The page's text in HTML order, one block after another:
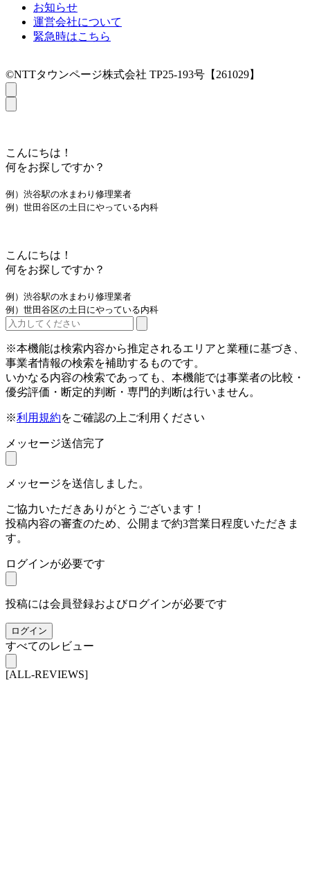
お知らせ
運営会社について
緊急時はこちら
©NTTタウンページ株式会社 TP25-193号【261029】
こんにちは！
何をお探しですか？
例）渋谷駅の水まわり修理業者
例）世田谷区の土日にやっている内科
こんにちは！
何をお探しですか？
例）渋谷駅の水まわり修理業者
例）世田谷区の土日にやっている内科
※本機能は検索内容から推定されるエリアと業種に基づき、
事業者情報の検索を補助するものです。
いかなる内容の検索であっても、本機能では事業者の比較・
優劣評価・断定的判断・専門的判断は行いません。
※利用規約をご確認の上ご利用ください
メッセージ送信完了
メッセージを送信しました。
ご協力いただきありがとうございます！
投稿内容の審査のため、公開まで約3営業日程度いただきま
す。
ログインが必要です
投稿には会員登録およびログインが必要です
ログイン
すべてのレビュー
[ALL-REVIEWS]